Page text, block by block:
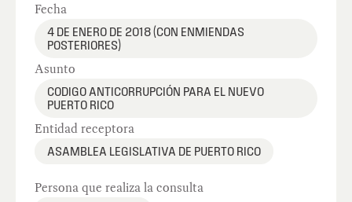
Fecha
4 DE ENERO DE 2018 (CON ENMIENDAS
POSTERIORES)
Asunto
CODIGO ANTICORRUPCIÓN PARA EL NUEVO
PUERTO RICO
Entidad receptora
ASAMBLEA LEGISLATIVA DE PUERTO RICO
Persona que realiza la consulta